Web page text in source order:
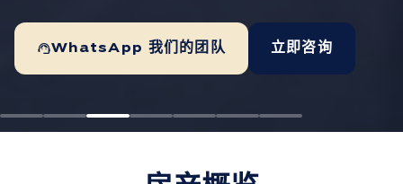
support_agentWhatsApp 我们的团队 立即咨询